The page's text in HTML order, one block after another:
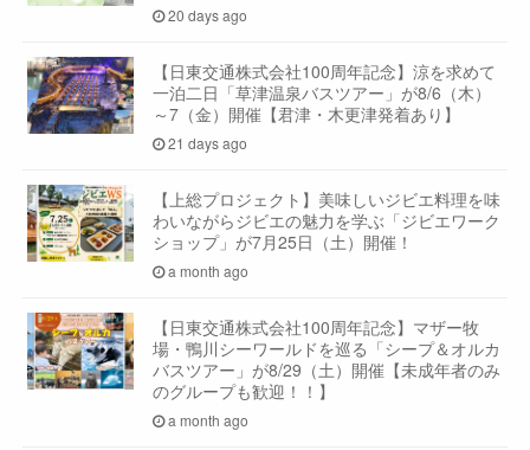
20 days ago
【日東交通株式会社100周年記念】涼を求めて
一泊二日「草津温泉バスツアー」が8/6（木）
～7（金）開催【君津・木更津発着あり】
21 days ago
【上総プロジェクト】美味しいジビエ料理を味
わいながらジビエの魅力を学ぶ「ジビエワーク
ショップ」が7月25日（土）開催！
a month ago
【日東交通株式会社100周年記念】マザー牧
場・鴨川シーワールドを巡る「シープ＆オルカ
バスツアー」が8/29（土）開催【未成年者のみ
のグループも歓迎！！】
a month ago